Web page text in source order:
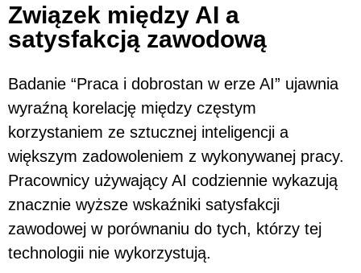
Związek między AI a
satysfakcją zawodową
Badanie “Praca i dobrostan w erze AI” ujawnia
wyraźną korelację między częstym
korzystaniem ze sztucznej inteligencji a
większym zadowoleniem z wykonywanej pracy.
Pracownicy używający AI codziennie wykazują
znacznie wyższe wskaźniki satysfakcji
zawodowej w porównaniu do tych, którzy tej
technologii nie wykorzystują.